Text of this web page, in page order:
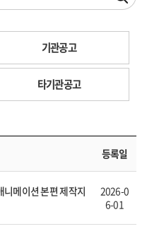
기관공고
타기관공고
등록일
메이션 본편 제작지
2026-0
6-01